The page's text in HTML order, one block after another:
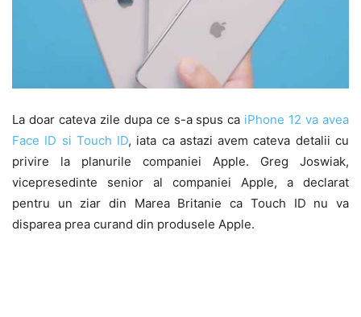
La doar cateva zile dupa ce s-a spus ca iPhone 12 va avea
Face ID si Touch ID, iata ca astazi avem cateva detalii cu
privire la planurile companiei Apple. Greg Joswiak,
vicepresedinte senior al companiei Apple, a declarat
pentru un ziar din Marea Britanie ca Touch ID nu va
disparea prea curand din produsele Apple.